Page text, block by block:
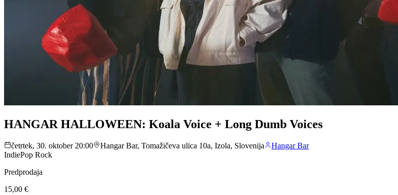
HANGAR HALLOWEEN: Koala Voice + Long Dumb Voices
četrtek, 30. oktober 20:00 Hangar Bar, Tomažičeva ulica 10a, Izola, Slovenija
Hangar Bar
IndiePop Rock
Predprodaja
15,00 €